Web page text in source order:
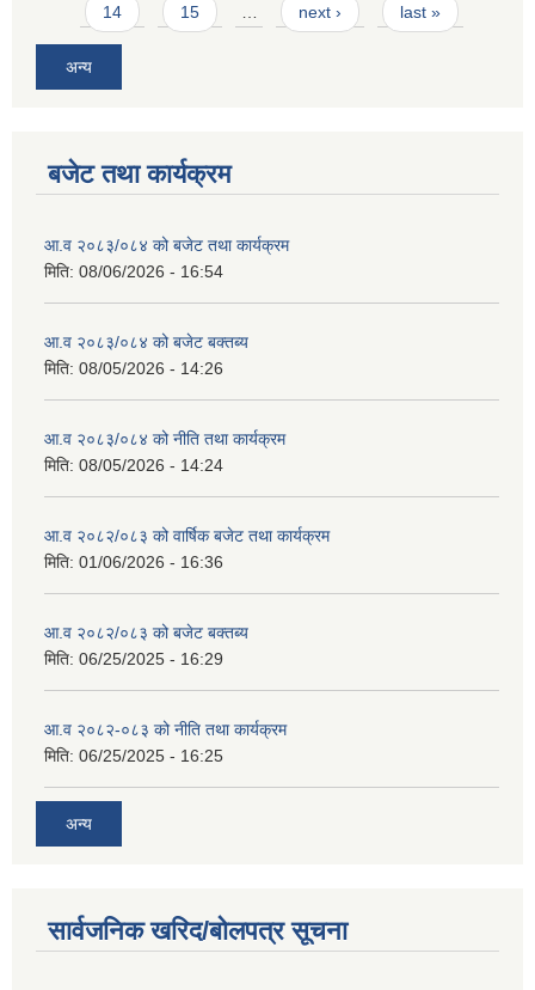
14 15 next › last »
अन्य
बजेट तथा कार्यक्रम
आ.व २०८३/०८४ को बजेट तथा कार्यक्रम
मिति: 08/06/2026 - 16:54
आ.व २०८३/०८४ को बजेट बक्तब्य
मिति: 08/05/2026 - 14:26
आ.व २०८३/०८४ को नीति तथा कार्यक्रम
मिति: 08/05/2026 - 14:24
आ.व २०८२/०८३ को वार्षिक बजेट तथा कार्यक्रम
मिति: 01/06/2026 - 16:36
आ.व २०८२/०८३ को बजेट बक्तब्य
मिति: 06/25/2025 - 16:29
आ.व २०८२-०८३ को नीति तथा कार्यक्रम
मिति: 06/25/2025 - 16:25
अन्य
सार्वजनिक खरिद/बोलपत्र सूचना